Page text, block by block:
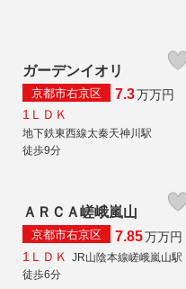
ガーデンイオリ
京都市右京区 7.3万万円
1ＬＤＫ
地下鉄東西線太秦天神川駅
徒歩9分
ＡＲＣＡ嵯峨嵐山
京都市右京区 7.85万万円
1ＬＤＫ
JR山陰本線嵯峨嵐山駅
徒歩6分